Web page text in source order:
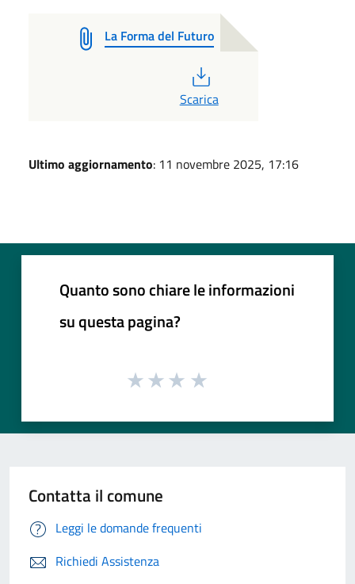
La Forma del Futuro
Scarica
Ultimo aggiornamento: 11 novembre 2025, 17:16
Quanto sono chiare le informazioni
su questa pagina?
Contatta il comune
Leggi le domande frequenti
Richiedi Assistenza